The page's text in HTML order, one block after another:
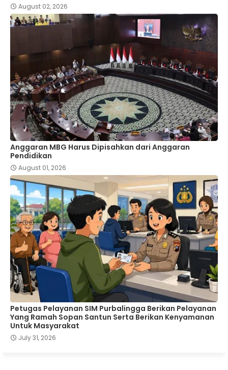
August 02, 2026
Anggaran MBG Harus Dipisahkan dari Anggaran
Pendidikan
August 01, 2026
Petugas Pelayanan SIM Purbalingga Berikan Pelayanan
Yang Ramah Sopan Santun Serta Berikan Kenyamanan
Untuk Masyarakat
July 31, 2026